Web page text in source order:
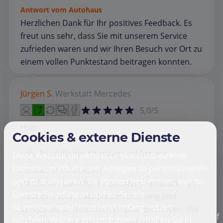
Antwort vom Autohaus
Herzlichen Dank für Ihr positives Feedback. Es
freut uns sehr, dass Sie mit unserem Service
zufrieden waren und wir Ihren Besuch vor Ort zu
einem vollen Punktestand beitragen konnten.
Jürgen S. Werkstatt Mercedes
5,0/5
sehr freundlicher Empfang und Service.
Antwort vom Autohaus
Herzlichen Dank für Ihr positives Feedback – es
freut uns sehr, dass Sie den Empfang und
Service als so freundlich empfunden haben. Wir
Cookies & externe Dienste
Diese Website verwendet Cookies und externe
Dienste um Inhalte und Anzeigen zu personalisieren
und zu analysieren. Sie können bestimmen, welche
Dienste Sie zulassen und ob Sie alle
Seitenfunktionen in vollem Umfang nutzen
möchten. Weitere Informationen erhalten Sie in
f